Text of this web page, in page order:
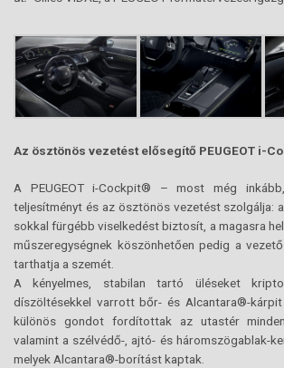
Az ösztönös vezetést elősegítő PEUGEOT i-
A PEUGEOT i-Cockpit® – most még
teljesítményt és az ösztönös vezetést szolgálja:
sokkal fürgébb viselkedést biztosít, a magasra
műszeregységnek köszönhetően pedig a
tarthatja a szemét.
A kényelmes, stabilan tartó üléseket
díszöltésekkel varrott bőr- és Alcantara®-
különös gondot fordítottak az utastér
valamint a szélvédő-, ajtó- és háromszögablak-
melyek Alcantara®-borítást kaptak.